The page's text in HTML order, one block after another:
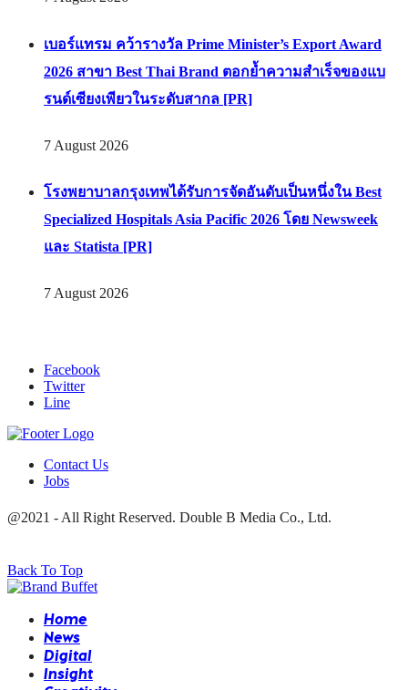
เบอร์แทรม คว้ารางวัล Prime Minister’s Export Award
2026 สาขา Best Thai Brand ตอกย้ำความสำเร็จของแบ
รนด์เซียงเพียวในระดับสากล [PR]
7 August 2026
โรงพยาบาลกรุงเทพได้รับการจัดอันดับเป็นหนึ่งใน Best
Specialized Hospitals Asia Pacific 2026 โดย Newsweek
และ Statista [PR]
7 August 2026
Facebook
Twitter
Line
Contact Us
Jobs
@2021 - All Right Reserved. Double B Media Co., Ltd.
Back To Top
Home
News
Digital
Insight